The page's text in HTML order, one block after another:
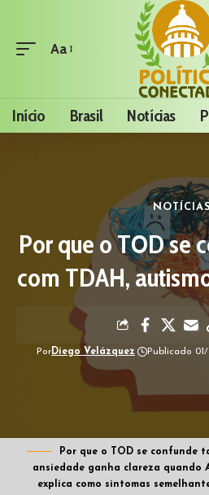
Aa
Início Brasil Notícias
Por que o TOD se
com TDAH,
PorDiego Velázquez Publicado
Por que o TOD se confunde
ansiedade ganha clareza quando
explica como sintomas